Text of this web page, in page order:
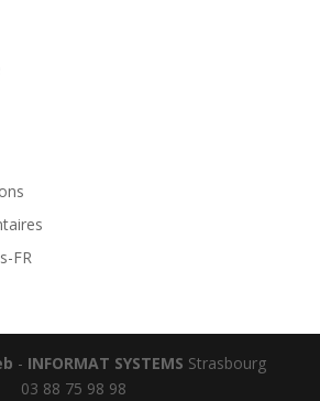
FR
- INFORMAT SYSTEMS Strasbourg
03 88 75 98 98